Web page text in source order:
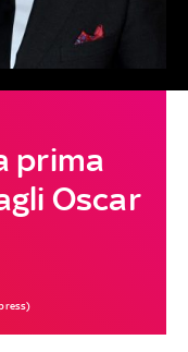
prima
Oscar